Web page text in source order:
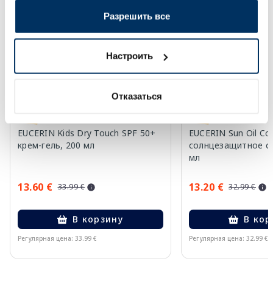
Разрешить все
Настроить
Отказаться
EUCERIN Kids Dry Touch SPF 50+
крем-гель, 200 мл
13.60 € 33.99 €
В корзину
Регулярная цена: 33.99 €
EUCERIN Sun Oil
солнцезащитное
мл
13.20 € 32.99 €
В
Регулярная цена: 32.99 €